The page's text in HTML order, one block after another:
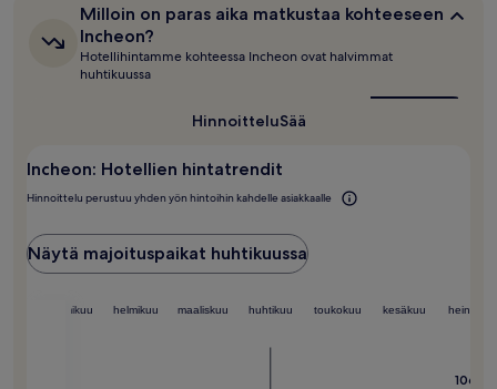
Milloin
on
paras
aika
matkustaa
Milloin on paras aika matkustaa kohteeseen
Incheon?
Hotellihintamme kohteessa Incheon ovat halvimmat
huhtikuussa
HinnoitteluSää
Incheon: Hotellien hintatrendit
Hinnoittelu perustuu yhden yön hintoihin kahdelle asiakkaalle
Näytä majoituspaikat huhtikuussa
tammikuu helmikuu maaliskuu huhtikuu toukokuu kesäkuu heinäkuu
106 €